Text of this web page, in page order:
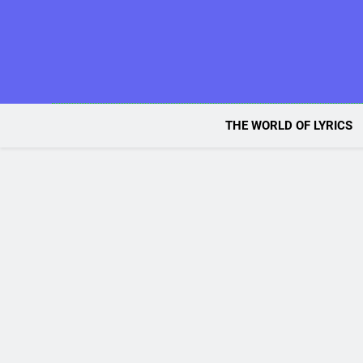
THE WORLD OF LYRICS